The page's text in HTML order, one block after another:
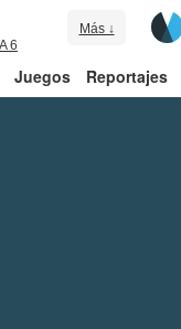
6
Más ↓
Juegos Reportajes